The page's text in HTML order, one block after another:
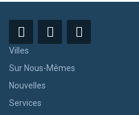
Villes
Sur Nous-Mêmes
Nouvelles
Services